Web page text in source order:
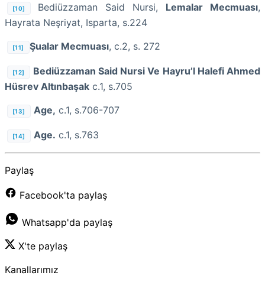
[10] Bediüzzaman Said Nursi, Lemalar Mecmuası,
Hayrata Neşriyat, Isparta, s.224
[11] Şualar Mecmuası, c.2, s. 272
[12]
Bediüzzaman Said Nursi Ve Hayru’l Halefi Ahmed
Hüsrev Altınbaşak c.1, s.705
[13] Age, c.1, s.706-707
[14] Age. c.1, s.763
Paylaş
Facebook'ta paylaş
Whatsapp'da paylaş
X'te paylaş
Kanallarımız